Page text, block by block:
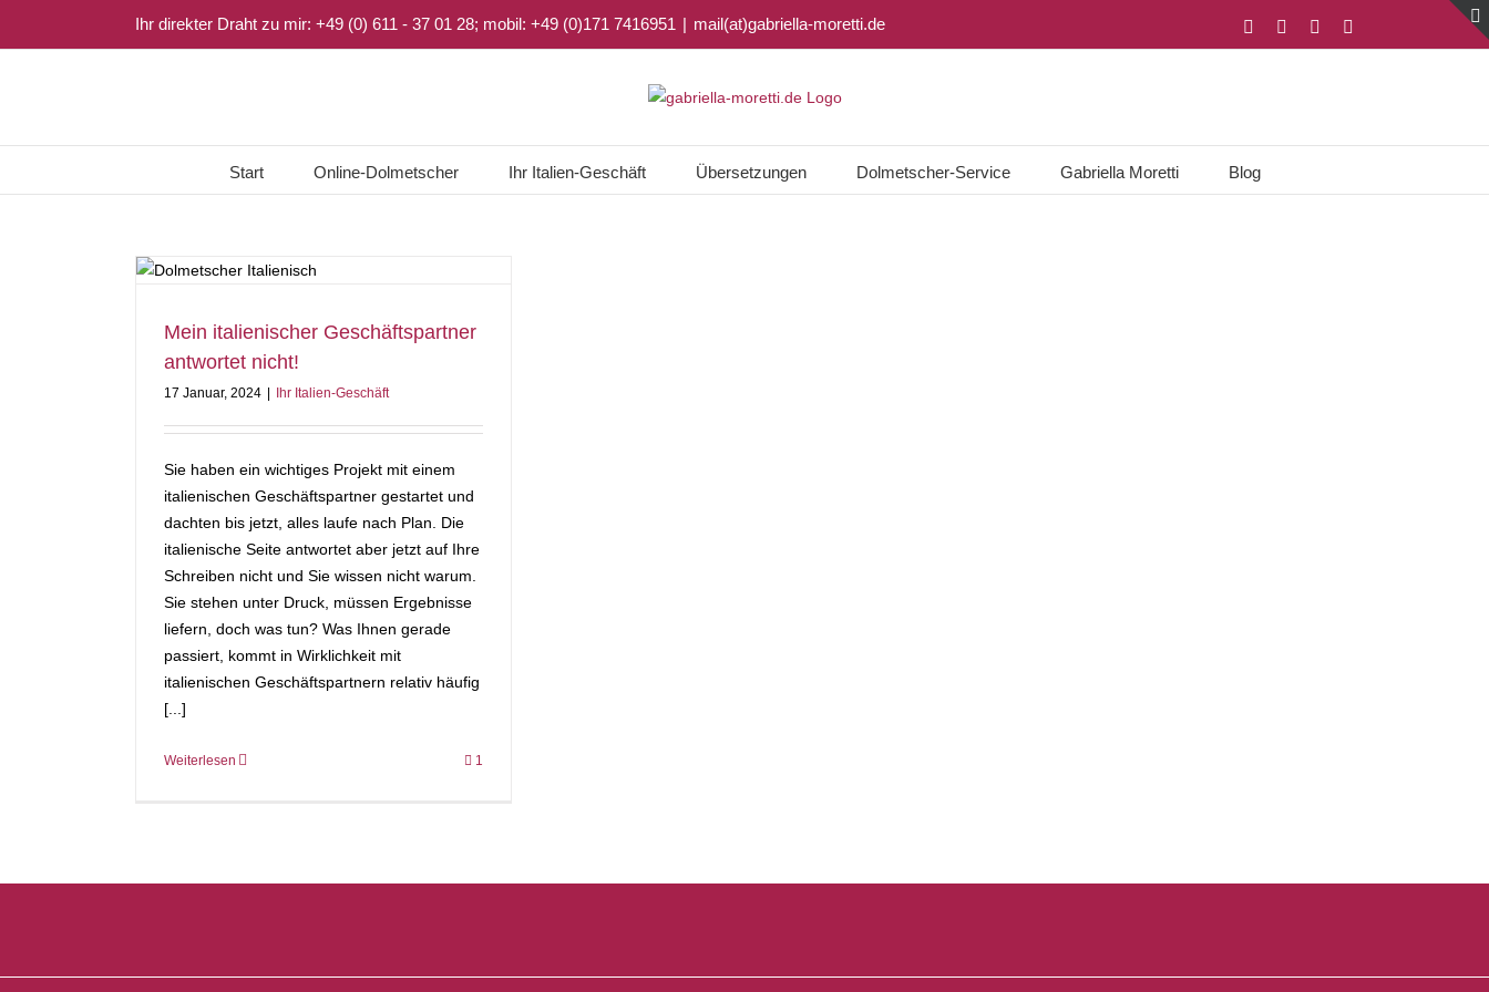
Ihr direkter Draht zu mir: +49 (0) 611 - 37 01 28; mobil: +49 (0)171 7416951 | mail(at)gabriella-moretti.de Facebook LinkedIn
Start Online-Dolmetscher Ihr Italien-Geschäft Übersetzungen Dolmetscher-Service Gabriella Moretti Blog
Mein italienischer Geschäftspartner
antwortet nicht!
17 Januar, 2024 Ihr Italien-Geschäft
Sie haben ein wichtiges Projekt mit einem
italienischen Geschäftspartner gestartet und
dachten bis jetzt, alles laufe nach Plan. Die
italienische Seite antwortet aber jetzt auf Ihre
Schreiben nicht und Sie wissen nicht warum.
Sie stehen unter Druck, müssen Ergebnisse
liefern, doch was tun? Was Ihnen gerade
passiert, kommt in Wirklichkeit mit
italienischen Geschäftspartnern relativ häufig
[...]
Weiterlesen 1